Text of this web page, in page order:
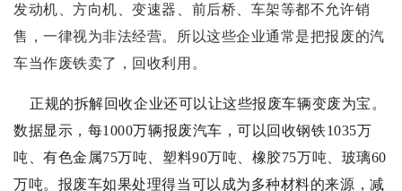
发动机、方向机、变速器、前后桥、车架等都不允许销
售，一律视为非法经营。所以这些企业通常是把报废的汽
车当作废铁卖了，回收利用。
正规的拆解回收企业还可以让这些报废车辆变废为宝。
数据显示，每1000万辆报废汽车，可以回收钢铁1035万
吨、有色金属75万吨、塑料90万吨、橡胶75万吨、玻璃60
万吨。报废车如果处理得当可以成为多种材料的来源，减